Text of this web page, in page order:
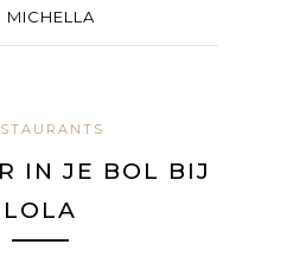
MICHELLA
IN JE BOL BIJ
LOLA